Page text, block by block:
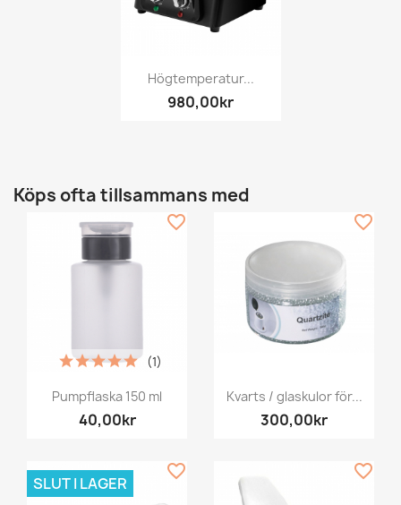
Högtemperatur...
980,00kr
Köps ofta tillsammans med
Pumpflaska 150 ml
40,00kr
(1)
favorite_border
Kvarts / glaskulor för...
300,00kr
favorite_border
SLUT I LAGER
favorite_border favorite_border